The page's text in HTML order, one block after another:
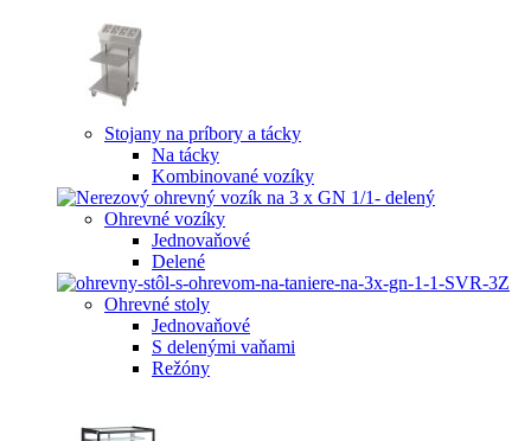
Stojany na príbory a tácky
Na tácky
Kombinované vozíky
Ohrevné vozíky
Jednovaňové
Delené
Ohrevné stoly
Jednovaňové
S delenými vaňami
Režóny